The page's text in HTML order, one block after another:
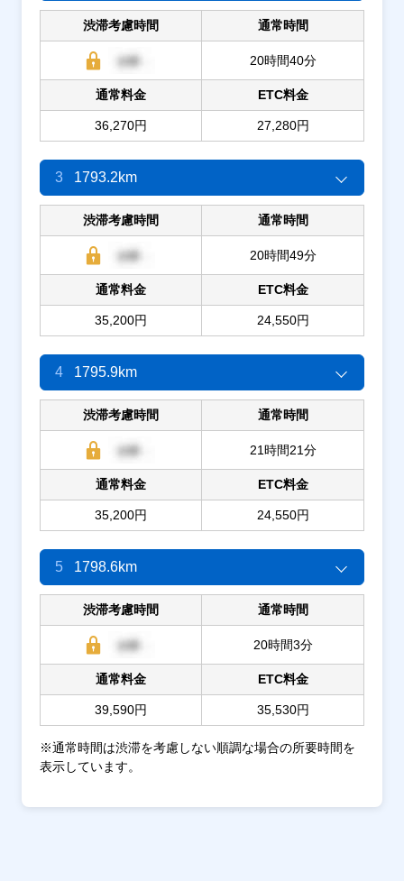
渋滞考慮時間 通常時間
20時間40分
通常料金
36,270円
ETC料金
27,280円
3 1793.2km
渋滞考慮時間 通常時間
20時間49分
通常料金
35,200円
ETC料金
24,550円
4 1795.9km
渋滞考慮時間 通常時間
21時間21分
通常料金
35,200円
ETC料金
24,550円
5 1798.6km
渋滞考慮時間 通常時間
20時間3分
通常料金
39,590円
ETC料金
35,530円
※通常時間は渋滞を考慮しない順調な場合の所要時間を
表示しています。